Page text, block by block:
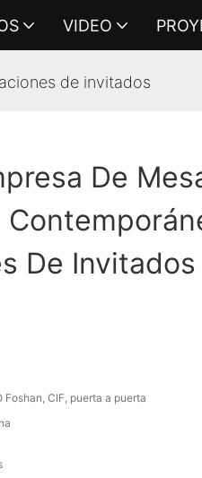
VIDEO
de invitados
De
De Invitados
Foshan, CIF, puerta a puerta